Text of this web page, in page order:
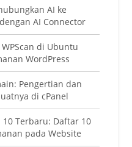
AI ke
AI Connector
di Ubuntu
WordPress
Pengertian dan
di cPanel
10 Terbaru: Daftar 10
pada Website